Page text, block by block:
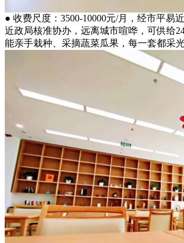
● 收费尺度：3500-10000元/月，经市平易
近政局核准协办，远离城市喧哗，可供给
能亲手栽种、采摘蔬菜瓜果，每一套都采